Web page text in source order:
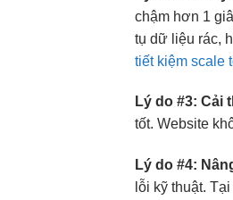
chậm hơn 1
tụ dữ liệu rác,
tiết kiệm scale
Lý do #3: Cải
tốt. Website
Lý do #4:
lỗi kỹ thuật.